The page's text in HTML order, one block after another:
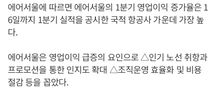
에어서울에 따르면 에어서울의 1분기 영업이익 증가율은 1
6일까지 1분기 실적을 공시한 국적 항공사 가운데 가장 높
다.
에어서울은 영업이익 급증의 요인으로 △인기 노선 취항과
프로모션을 통한 인지도 확대 △조직운영 효율화 및 비용
절감 등을 꼽았다.